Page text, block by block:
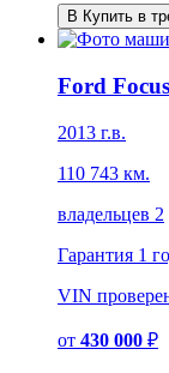
В Купить в
Ford
2013 г.в.
110 743 км.
владельцев 2
Гарантия 1
VIN
от 430 000 ₽